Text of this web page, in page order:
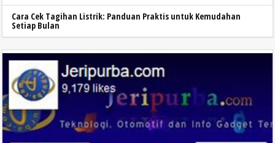
Cara Cek Tagihan Listrik: Panduan Praktis untuk Kemudahan
Setiap Bulan